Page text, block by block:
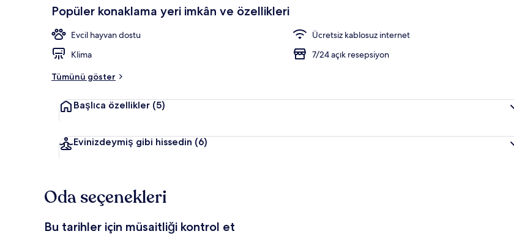
Restoran
Popüler konaklama yeri imkân ve özellikleri
Evcil hayvan dostu
Ücretsiz kablosuz internet
Klima
7/24 açık resepsiyon
Tümünü göster
Başlıca özellikler (5)
Evinizdeymiş gibi hissedin (6)
Oda seçenekleri
Bu tarihler için müsaitliği kontrol et